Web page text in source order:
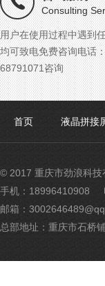
Consulting
用户在使用过程中遇到
均可致电免费咨询电话
68791071咨询
首页 液晶拼接
© 2017 重庆市劲浪科技
手机：18996410908
邮箱：
总部地址：重庆市石桥